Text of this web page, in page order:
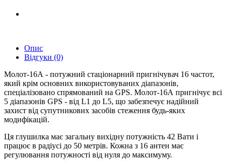
Опис
Відгуки (0)
Молот-16А - потужний стаціонарний пригнічувач 16 частот,
який крім основних використовуваних діапазонів,
спеціалізовано спрямований на GPS. Молот-16А пригнічує всі
5 діапазонів GPS - від L1 до L5, що забезпечує надійний
захист від супутникових засобів стеження будь-яких
модифікацій.
Ця глушилка має загальну вихідну потужність 42 Вати і
працює в радіусі до 50 метрів. Кожна з 16 антен має
регулювання потужності від нуля до максимуму.